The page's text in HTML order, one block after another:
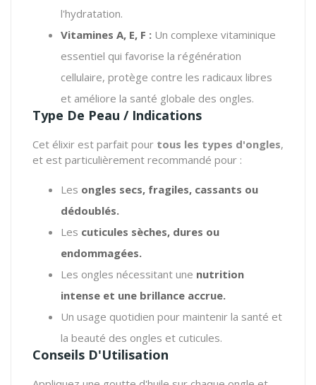
l'hydratation.
Vitamines A, E, F : Un complexe vitaminique
essentiel qui favorise la régénération
cellulaire, protège contre les radicaux libres
et améliore la santé globale des ongles.
Type De Peau / Indications
Cet élixir est parfait pour tous les types d'ongles,
et est particulièrement recommandé pour :
Les ongles secs, fragiles, cassants ou
dédoublés.
Les cuticules sèches, dures ou
endommagées.
Les ongles nécessitant une nutrition
intense et une brillance accrue.
Un usage quotidien pour maintenir la santé et
la beauté des ongles et cuticules.
Conseils D'Utilisation